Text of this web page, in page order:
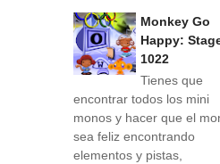
Monkey Go
Happy:
1022
Tienes que
encontrar todos los mini
monos y hacer que el
sea feliz encontrando
elementos y pistas,